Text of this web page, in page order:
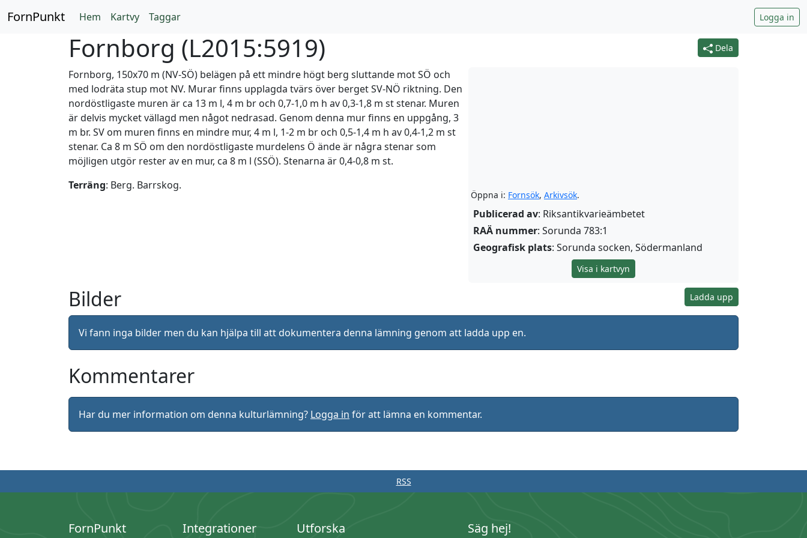
FornPunkt Hem Kartvy Taggar Logga in
Dela
Fornborg (L2015:5919)
Öppna i: Fornsök, Arkivsök.
Publicerad av: Riksantikvarieämbetet
RAÄ nummer: Sorunda 783:1
Geografisk plats: Sorunda socken, Södermanland
Visa i kartvyn
Fornborg, 150x70 m (NV-SÖ) belägen på ett mindre högt berg sluttande mot SÖ och
med lodräta stup mot NV. Murar finns upplagda tvärs över berget SV-NÖ riktning. Den
nordöstligaste muren är ca 13 m l, 4 m br och 0,7-1,0 m h av 0,3-1,8 m st stenar. Muren
är delvis mycket vällagd men något nedrasad. Genom denna mur finns en uppgång, 3
m br. SV om muren finns en mindre mur, 4 m l, 1-2 m br och 0,5-1,4 m h av 0,4-1,2 m st
stenar. Ca 8 m SÖ om den nordöstligaste murdelens Ö ände är några stenar som
möjligen utgör rester av en mur, ca 8 m l (SSÖ). Stenarna är 0,4-0,8 m st.
Terräng: Berg. Barrskog.
Ladda upp
Bilder
Vi fann inga bilder men du kan hjälpa till att dokumentera denna lämning genom att ladda upp en.
Kommentarer
Har du mer information om denna kulturlämning? Logga in för att lämna en kommentar.
RSS
FornPunkt Integrationer Utforska Säg hej!